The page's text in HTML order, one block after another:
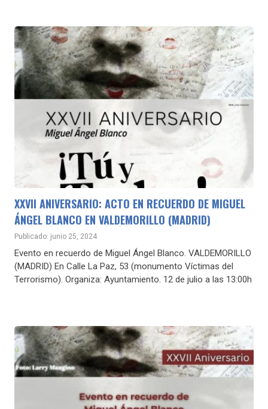
XXVII ANIVERSARIO: ACTO EN RECUERDO DE MIGUEL
ÁNGEL BLANCO EN VALDEMORILLO (MADRID)
Publicado: junio 25, 2024
Evento en recuerdo de Miguel Ángel Blanco. VALDEMORILLO
(MADRID) En Calle La Paz, 53 (monumento Víctimas del
Terrorismo). Organiza: Ayuntamiento. 12 de julio a las 13:00h